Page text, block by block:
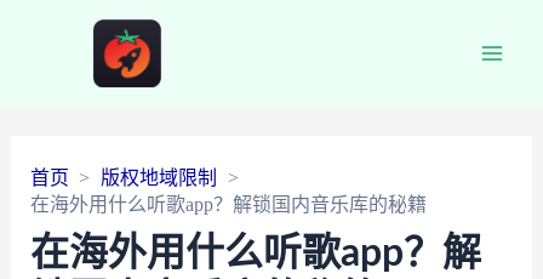
首页
版权地域限制
在海外用什么听歌app？解锁国内音乐库的秘籍
在海外用什么听歌app？解